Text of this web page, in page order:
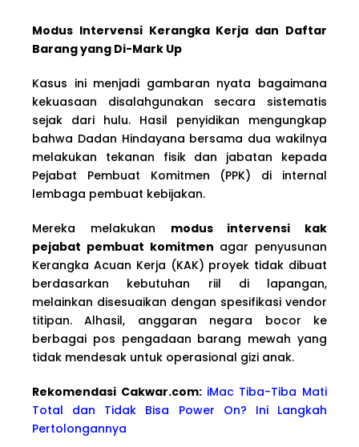
Modus Intervensi Kerangka Kerja dan Daftar
Barang yang Di-Mark Up
Kasus ini menjadi gambaran nyata bagaimana
kekuasaan disalahgunakan secara sistematis
sejak dari hulu. Hasil penyidikan mengungkap
bahwa Dadan Hindayana bersama dua wakilnya
melakukan tekanan fisik dan jabatan kepada
Pejabat Pembuat Komitmen (PPK) di internal
lembaga pembuat kebijakan.
Mereka melakukan modus intervensi kak
pejabat pembuat komitmen agar penyusunan
Kerangka Acuan Kerja (KAK) proyek tidak dibuat
berdasarkan kebutuhan riil di lapangan,
melainkan disesuaikan dengan spesifikasi vendor
titipan. Alhasil, anggaran negara bocor ke
berbagai pos pengadaan barang mewah yang
tidak mendesak untuk operasional gizi anak.
Rekomendasi Cakwar.com: iMac Tiba-Tiba Mati
Total dan Tidak Bisa Power On? Ini Langkah
Pertolongannya